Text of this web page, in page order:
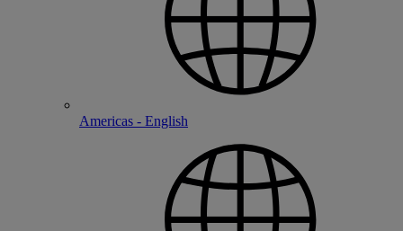
Americas - English